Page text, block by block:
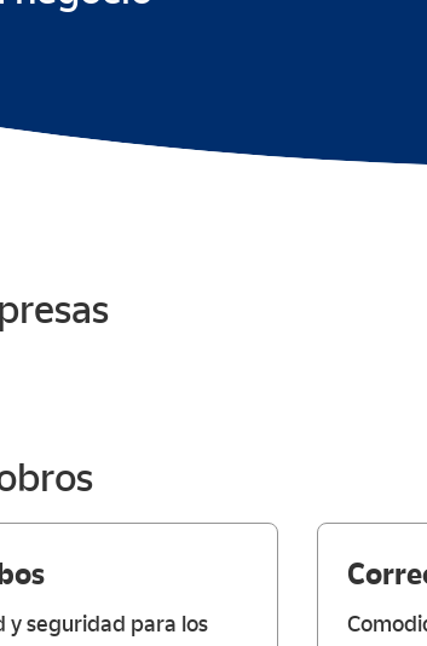
y seguridad para los